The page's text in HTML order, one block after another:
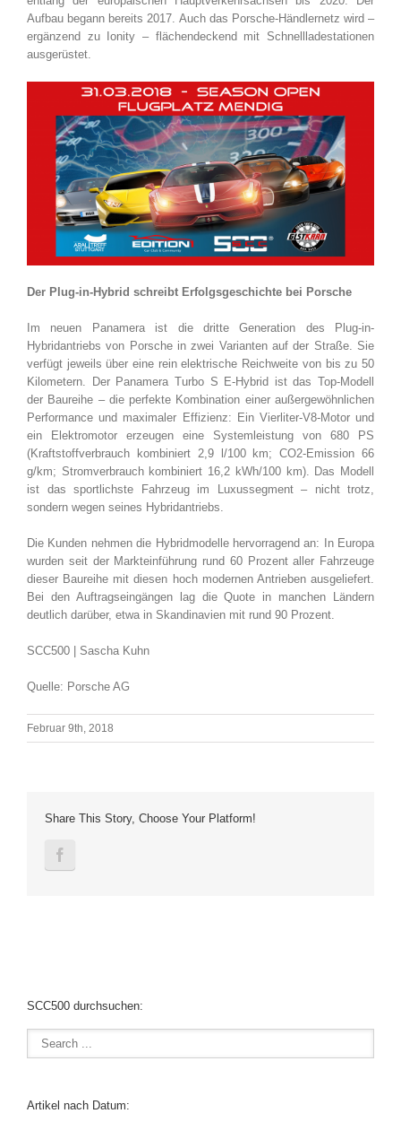
Aufbau begann bereits 2017. Auch das Porsche-Händlernetz wird –
ergänzend zu Ionity – flächendeckend mit Schnellladestationen
ausgerüstet.
Der Plug-in-Hybrid schreibt Erfolgsgeschichte bei Porsche
Im neuen Panamera ist die dritte Generation des Plug-in-
Hybridantriebs von Porsche in zwei Varianten auf der Straße. Sie
verfügt jeweils über eine rein elektrische Reichweite von bis zu 50
Kilometern. Der Panamera Turbo S E-Hybrid ist das Top-Modell
der Baureihe – die perfekte Kombination einer außergewöhnlichen
Performance und maximaler Effizienz: Ein Vierliter-V8-Motor und
ein Elektromotor erzeugen eine Systemleistung von 680 PS
(Kraftstoffverbrauch kombiniert 2,9 l/100 km; CO2-Emission 66
g/km; Stromverbrauch kombiniert 16,2 kWh/100 km). Das Modell
ist das sportlichste Fahrzeug im Luxussegment – nicht trotz,
sondern wegen seines Hybridantriebs.
Die Kunden nehmen die Hybridmodelle hervorragend an: In Europa
wurden seit der Markteinführung rund 60 Prozent aller Fahrzeuge
dieser Baureihe mit diesen hoch modernen Antrieben ausgeliefert.
Bei den Auftragseingängen lag die Quote in manchen Ländern
deutlich darüber, etwa in Skandinavien mit rund 90 Prozent.
SCC500 | Sascha Kuhn
Quelle: Porsche AG
Februar 9th, 2018
Share This Story, Choose Your Platform!
SCC500 durchsuchen:
Artikel nach Datum: